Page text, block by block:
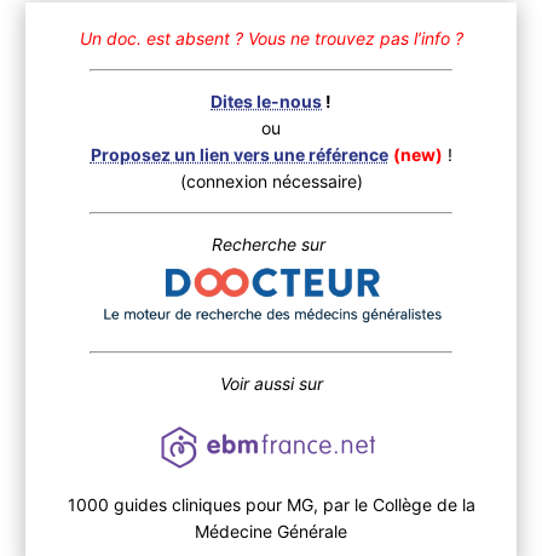
Un doc. est absent ? Vous ne trouvez pas l’info ?
Dites le-nous !
ou
Proposez un lien vers une référence (new) !
(connexion nécessaire)
Recherche sur
Voir aussi sur
1000 guides cliniques pour MG, par le Collège de la
Médecine Générale